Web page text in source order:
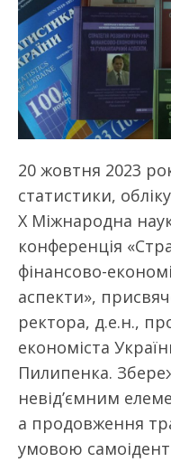
20 жовтня 2023
статистики,
X Міжнародна
конференція
фінансово-
аспекти»,
ректора, д.е.н.,
економіста
Пилипенка.
невід’ємним
а продовження
умовою